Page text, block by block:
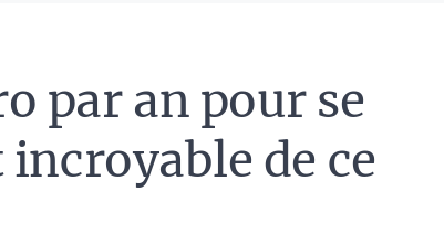
par an pour se
de ce